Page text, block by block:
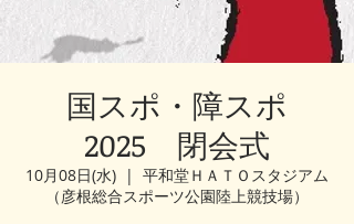
国スポ・障スポ
2025 閉会式
10月08日(水)
  |
平和堂ＨＡＴＯスタジアム
（彦根総合スポーツ公園陸上競技場）